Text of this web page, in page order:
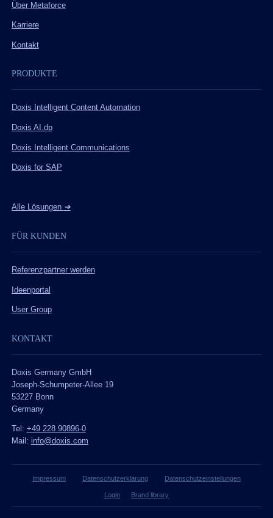
Über Metaforce
Karriere
Kontakt
PRODUKTE
Doxis Intelligent Content Automation
Doxis AI.dp
Doxis Intelligent Communications
Doxis for SAP
Alle Lösungen ➔
FÜR KUNDEN
Referenzpartner werden
Ideenportal
User Group
KONTAKT
Doxis Germany GmbH
Joseph-Schumpeter-Allee 19
53227 Bonn
Germany
Tel: +49 228 90896-0
Mail: info@doxis.com
Impressum Datenschutzerklärung Datenschutzeinstellungen
Login Brand library